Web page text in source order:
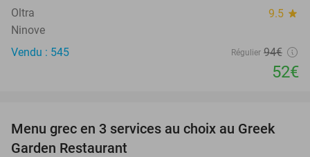
Oltra 9.5 star
Ninove
Vendu : 545
Régulier 94€
52€
36%
Menu grec en 3 services au choix au Greek
Garden Restaurant